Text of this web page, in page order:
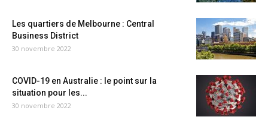
Les quartiers de Melbourne : Central
Business District
30 novembre 2022
COVID-19 en Australie : le point sur la
situation pour les...
30 novembre 2022